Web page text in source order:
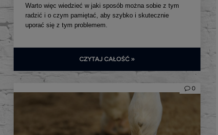
Warto więc wiedzieć w jaki sposób można sobie z tym
radzić i o czym pamiętać, aby szybko i skutecznie
uporać się z tym problemem.
CZYTAJ CAŁOŚĆ »
0